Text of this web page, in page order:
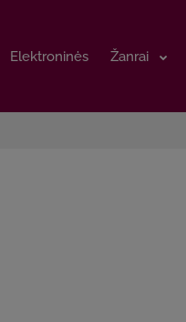
Elektroninės Žanrai
Elektroninės Žanrai